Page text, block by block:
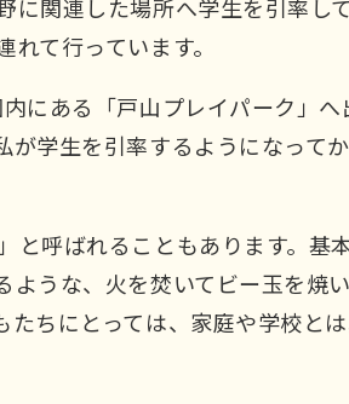
関連した場所へ学生を引率し
て行っています。
にある「戸山プレイパーク」
学生を引率するようになって
呼ばれることもあります。基
うな、火を焚いてビー玉を焼
ちにとっては、家庭や学校と